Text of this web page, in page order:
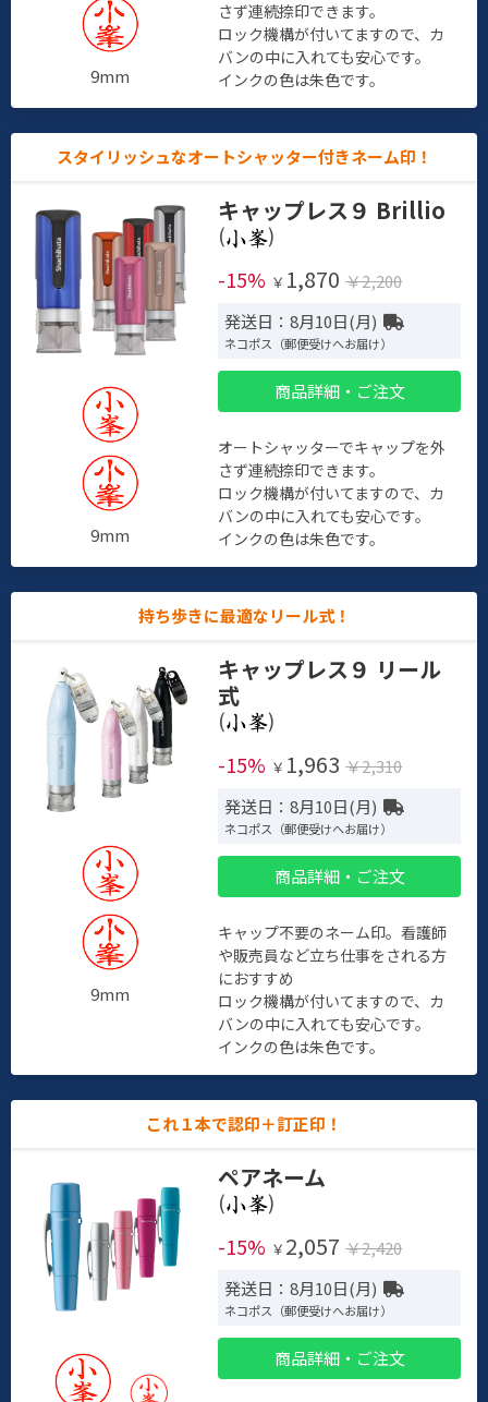
9mm
さず連続捺印できます。
ロック機構が付いてますので、カ
バンの中に入れても安心です。
インクの色は朱色です。
スタイリッシュなオートシャッター付きネーム印！
9mm
キャップレス９ Brillio
(
)
-15% ￥ 1,870 ￥2,200
発送日：8月10日(月)
ネコポス（郵便受けへお届け）
商品詳細・ご注文
オートシャッターでキャップを外
さず連続捺印できます。
ロック機構が付いてますので、カ
バンの中に入れても安心です。
インクの色は朱色です。
持ち歩きに最適なリール式！
9mm
キャップレス９ リール
式
(
)
-15% ￥ 1,963 ￥2,310
発送日：8月10日(月)
ネコポス（郵便受けへお届け）
商品詳細・ご注文
キャップ不要のネーム印。看護師
や販売員など立ち仕事をされる方
におすすめ
ロック機構が付いてますので、カ
バンの中に入れても安心です。
インクの色は朱色です。
これ１本で認印＋訂正印！
ペアネーム
(
)
-15% ￥ 2,057 ￥2,420
発送日：8月10日(月)
ネコポス（郵便受けへお届け）
商品詳細・ご注文